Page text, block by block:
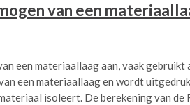
van een
een materiaallaag aan, vaak gebruikt
een materiaallaag en wordt
isoleert. De berekening van